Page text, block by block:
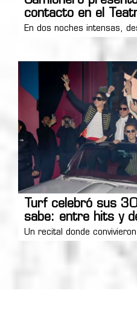
contacto en el
En dos noches intensas,
Turf celebró sus
sabe: entre hits y
Un recital donde